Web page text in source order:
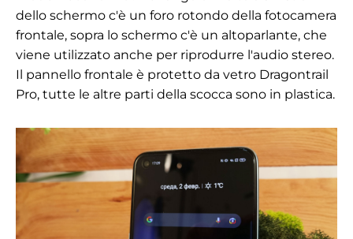
dello schermo c'è un foro rotondo della fotocamera
frontale, sopra lo schermo c'è un altoparlante, che
viene utilizzato anche per riprodurre l'audio stereo.
Il pannello frontale è protetto da vetro Dragontrail
Pro, tutte le altre parti della scocca sono in plastica.